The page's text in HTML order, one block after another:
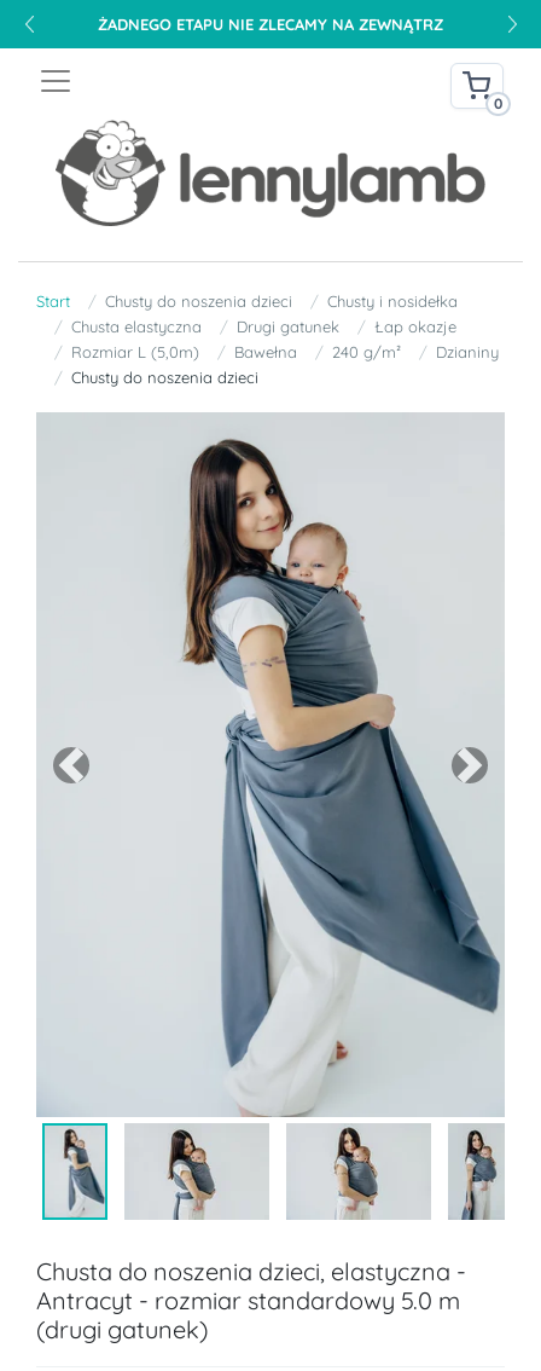
DARMOWA DOSTAWA NA TERENIE POLSKI OD 240 PLN
0
Start Chusty do noszenia dzieci
Chusty i nosidełka
Chusta elastyczna
Drugi gatunek
Łap okazje
Rozmiar L (5,0m)
Bawełna 240 g/m²
Dzianiny
Chusty do noszenia dzieci
Previous Next
Chusta do noszenia dzieci, elastyczna -
Antracyt - rozmiar standardowy 5.0 m
(drugi gatunek)